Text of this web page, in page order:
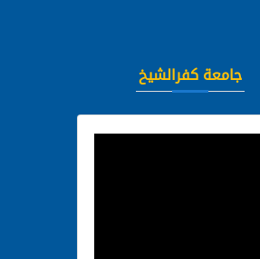
جامعة كفرالشيخ